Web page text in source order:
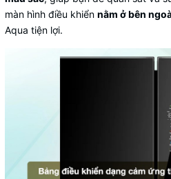
màn hình điều khiển nằm ở bên
Aqua tiện lợi.